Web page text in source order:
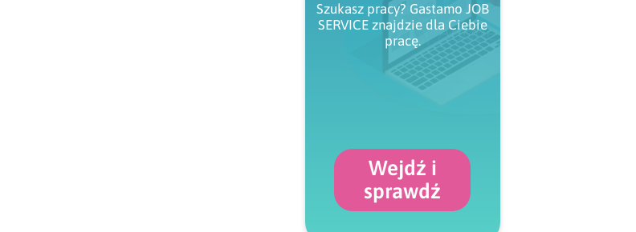
Szukasz pracy? Gastamo JOB
SERVICE znajdzie dla Ciebie
pracę.
Wejdź i
sprawdź